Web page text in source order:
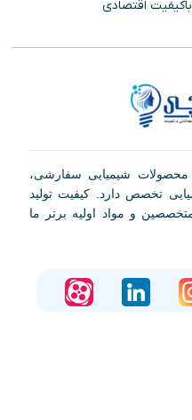
اقتصادی
محصولات شیمیایی سفارشی،
تخصص دارد. کیفیت تولید
و مواد اولیه برتر ما